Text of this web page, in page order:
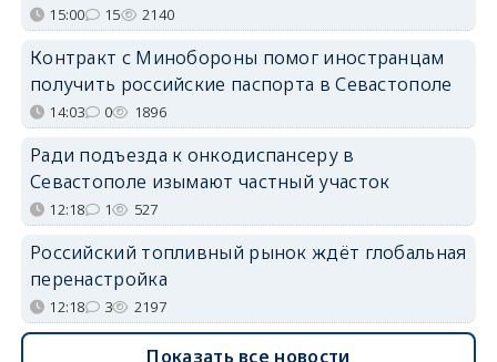
15:00 15 2140
Контракт с Минобороны помог иностранцам
получить российские паспорта в Севастополе
14:03 0 1896
Ради подъезда к онкодиспансеру в
Севастополе изымают частный участок
12:18 1 527
Российский топливный рынок ждёт глобальная
перенастройка
12:18 3 2197
Показать все новости